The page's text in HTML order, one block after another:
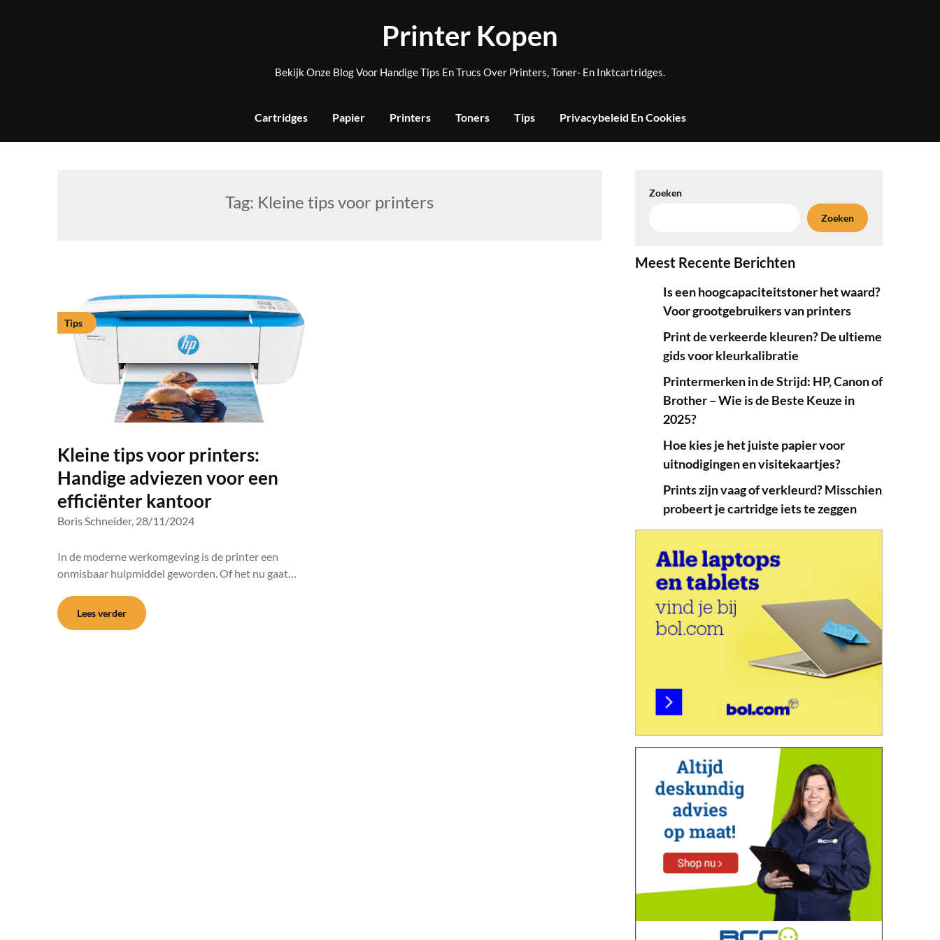
Printer Kopen
Bekijk Onze Blog Voor Handige Tips En Trucs Over Printers, Toner- En Inktcartridges.
Cartridges Papier Printers Toners Tips Privacybeleid En Cookies
Tag: Kleine tips voor printers
Tips
Kleine tips voor printers:
Handige adviezen voor een
efficiënter kantoor
Boris Schneider, 28/11/2024
In de moderne werkomgeving is de printer een
onmisbaar hulpmiddel geworden. Of het nu gaat…
Lees verder
Zoeken
Zoeken
Meest Recente Berichten
Is een hoogcapaciteitstoner het waard?
Voor grootgebruikers van printers
Print de verkeerde kleuren? De ultieme
gids voor kleurkalibratie
Printermerken in de Strijd: HP, Canon of
Brother – Wie is de Beste Keuze in
2025?
Hoe kies je het juiste papier voor
uitnodigingen en visitekaartjes?
Prints zijn vaag of verkleurd? Misschien
probeert je cartridge iets te zeggen